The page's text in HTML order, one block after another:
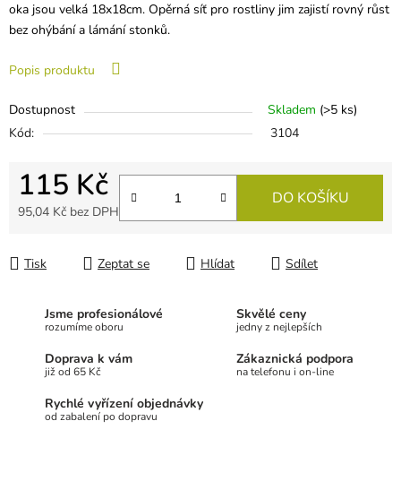
oka jsou velká 18x18cm. Opěrná síť pro rostliny jim zajistí rovný růst
bez ohýbání a lámání stonků.
Popis produktu
Dostupnost Skladem (>5 ks)
Kód:
3104
115 Kč
95,04 Kč bez DPH
DO KOŠÍKU
Tisk Zeptat se Hlídat Sdílet
Jsme profesionálové
rozumíme oboru
Skvělé ceny
jedny z nejlepších
Doprava k vám
již od 65 Kč
Zákaznická podpora
na telefonu i on-line
Rychlé vyřízení objednávky
od zabalení po dopravu